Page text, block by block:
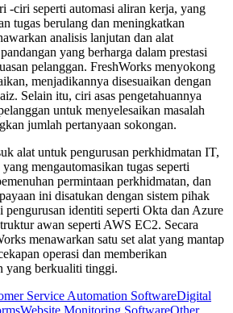
-ciri seperti automasi aliran kerja, yang
tugas berulang dan meningkatkan
analisis lanjutan dan alat
yang berharga dalam prestasi
pelanggan. FreshWorks menyokong
menjadikannya disesuaikan dengan
Selain itu, ciri asas pengetahuannya
untuk menyelesaikan masalah
jumlah pertanyaan sokongan.
alat untuk pengurusan perkhidmatan IT,
mengautomasikan tugas seperti
permintaan perkhidmatan, dan
ini disatukan dengan sistem pihak
pengurusan identiti seperti Okta dan Azure
awan seperti AWS EC2. Secara
menawarkan satu set alat yang mantap
operasi dan memberikan
yang berkualiti tinggi.
Service Automation SoftwareDigital
Website Monitoring SoftwareOther